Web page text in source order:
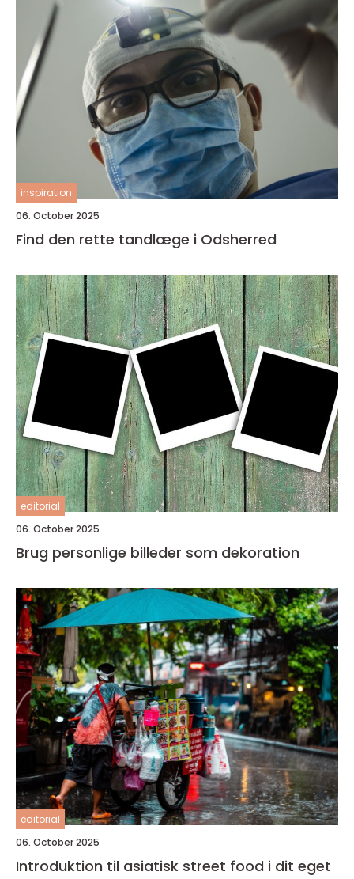
inspiration
06. October 2025
Find den rette tandlæge i Odsherred
editorial
06. October 2025
Brug personlige billeder som dekoration
editorial
06. October 2025
Introduktion til asiatisk street food i dit eget